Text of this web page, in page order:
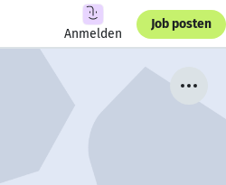
Anmelden
Job posten